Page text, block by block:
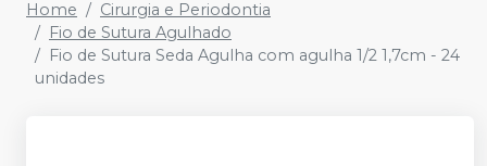
Home
Cirurgia e Periodontia
Fio de Sutura Agulhado
Fio de Sutura Seda Agulha com agulha 1/2 1,7cm - 24
unidades